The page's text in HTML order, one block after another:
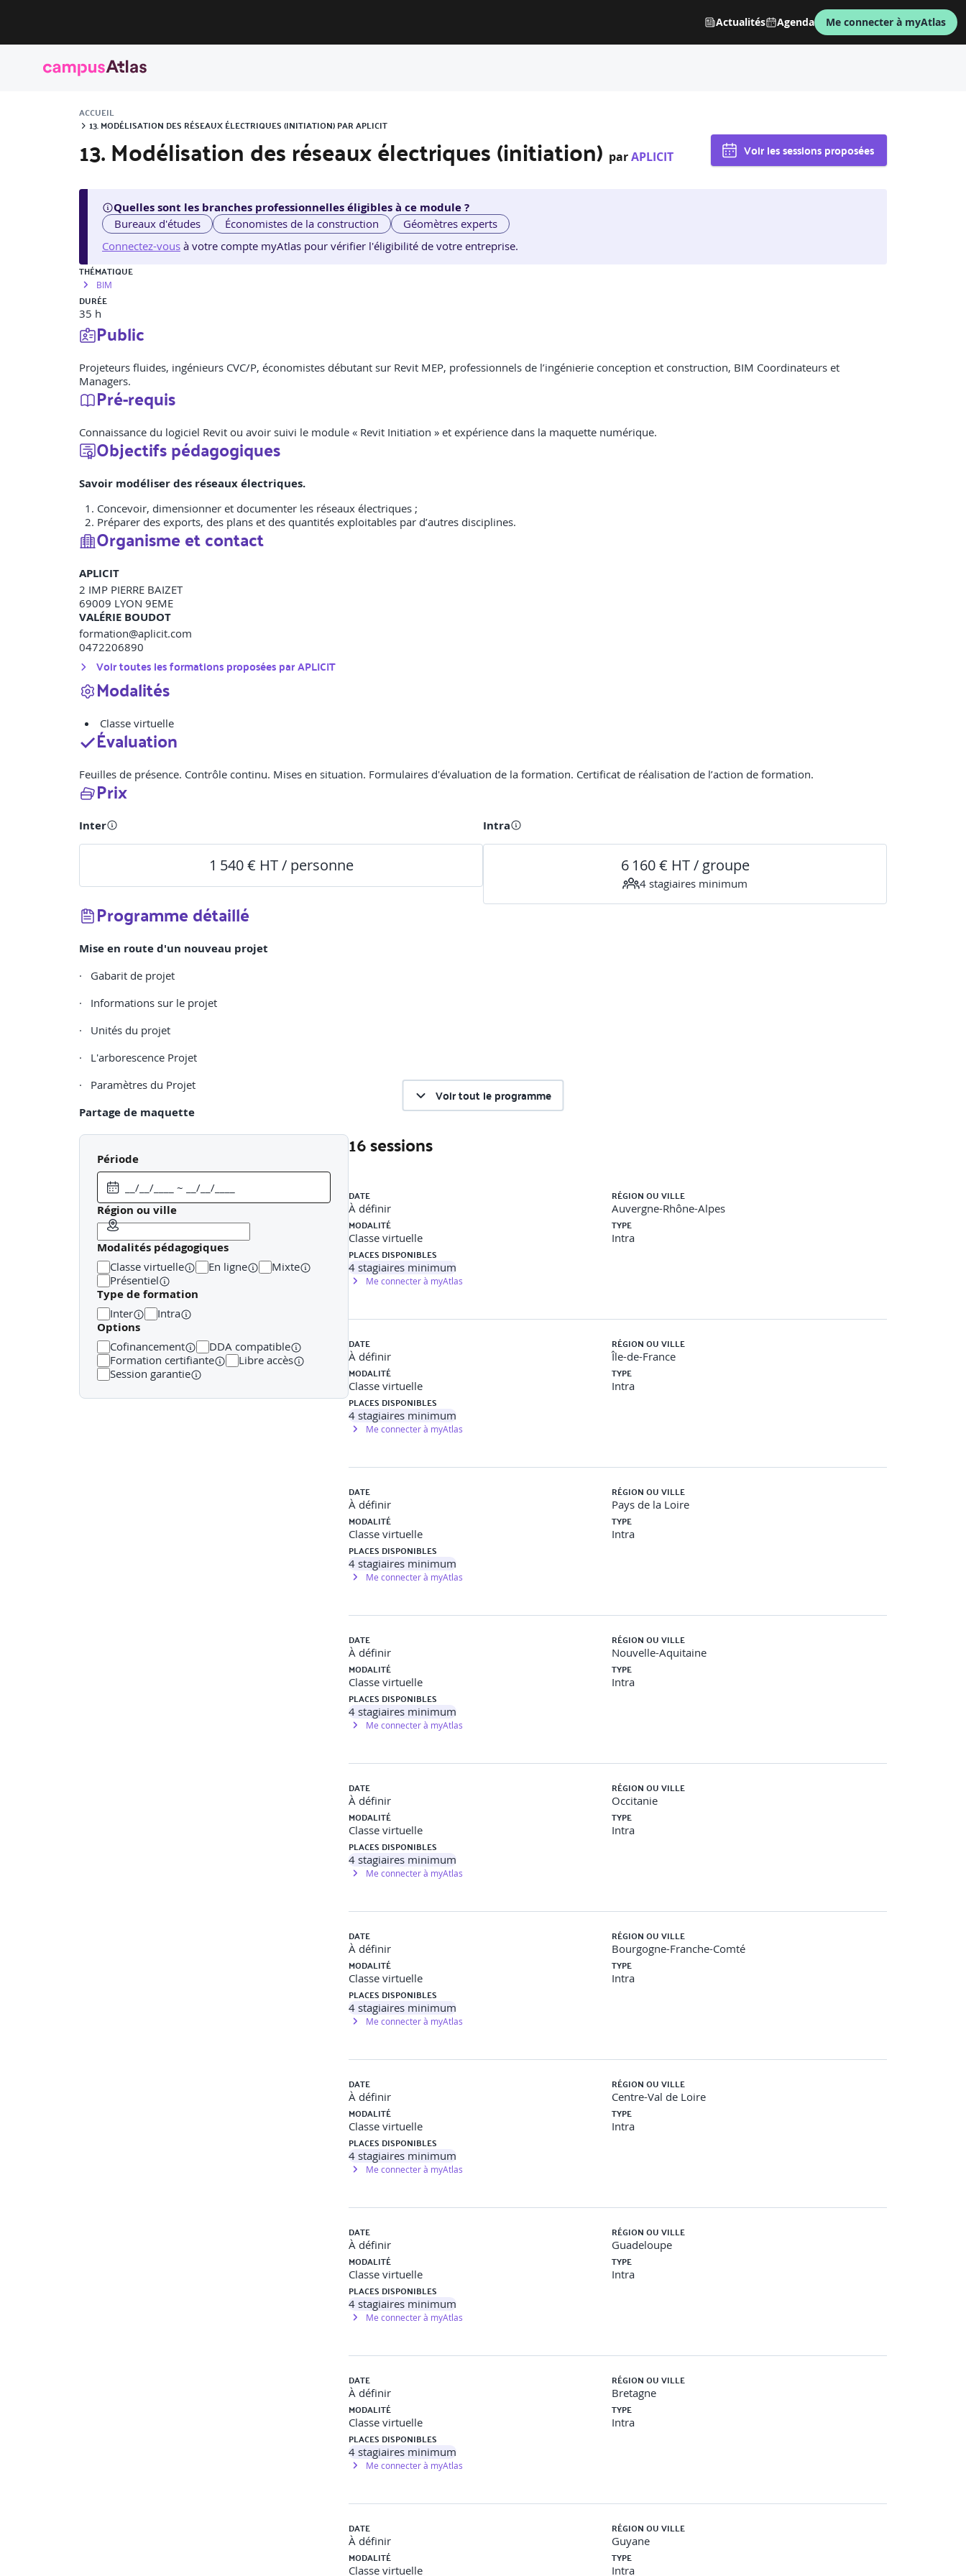
Actualités Agenda Me connecter à myAtlas
ACCUEIL
13. MODÉLISATION DES RÉSEAUX ÉLECTRIQUES (INITIATION) PAR APLICIT
13. Modélisation des réseaux électriques (initiation) parAPLICIT Voir les sessions proposées
Quelles sont les branches professionnelles éligibles à ce module ?
Bureaux d'études Économistes de la construction
Géomètres experts
Connectez-vous à votre compte myAtlas pour vérifier l'éligibilité de votre entreprise.
THÉMATIQUE
BIM
DURÉE
35 h
Public
Projeteurs fluides, ingénieurs CVC/P, économistes débutant sur Revit MEP, professionnels de l’ingénierie conception et construction, BIM Coordinateurs et
Managers.
Pré-requis
Connaissance du logiciel Revit ou avoir suivi le module « Revit Initiation » et expérience dans la maquette numérique.
Objectifs pédagogiques
Savoir modéliser des réseaux électriques.
Concevoir, dimensionner et documenter les réseaux électriques ;
Préparer des exports, des plans et des quantités exploitables par d’autres disciplines.
Organisme et contact
APLICIT
2 IMP PIERRE BAIZET
69009 LYON 9EME
VALÉRIE BOUDOT
formation@aplicit.com
0472206890
Voir toutes les formations proposées parAPLICIT
Modalités
Classe virtuelle
Évaluation
Feuilles de présence. Contrôle continu. Mises en situation. Formulaires d'évaluation de la formation. Certificat de réalisation de l’action de formation.
Prix
Inter
1 540 € HT / personne
Intra
6 160 € HT / groupe
4 stagiaires minimum
Programme détaillé
Mise en route d'un nouveau projet
· Gabarit de projet
· Informations sur le projet
· Unités du projet
· L'arborescence Projet
· Paramètres du Projet
Partage de maquette
· Modèles liés
· Coordination multidisciplinaire
· Copier / Contrôler
Espaces & Zones HVAC : modéliser des objets CVC – Plomberie
· Création d'Espace
· Propriétés d'Espace
· Les limites d'Espaces
· Les séparateurs d'Espaces
· Attribution des noms d'Espaces
· Création de Zones HVAC
Création, Modification et Paramétrage des "Équipements Électrique", Appareils et "Luminaires" : configurer un gabarit et paramétrer les familles
Aide à la conception : configurer un gabarit et paramétrer les familles ELEC
Analyse du Réseau : configurer un gabarit et paramétrer les familles ELEC
Préparation des documents livrables : produire des vues 2D/3D, des légendes, des nomenclatures et des détails
Export des données et documents : partager des modèles et exporter les quantités (Excel/CSV/IFC) pour les autres disciplines
Voir tout le programme
Période
Région ou ville
Modalités pédagogiques
Classe virtuelle En ligne
Mixte
Présentiel
Type de formation
Inter Intra
Options
Cofinancement
DDA compatible
Formation certifiante
Libre accès
Session garantie
16 sessions
DATE
À définir
RÉGION OU VILLE
Auvergne-Rhône-Alpes
MODALITÉ
Classe virtuelle
TYPE
Intra
PLACES DISPONIBLES
4stagiaires minimum
Me connecter à myAtlas
DATE
À définir
RÉGION OU VILLE
Île-de-France
MODALITÉ
Classe virtuelle
TYPE
Intra
PLACES DISPONIBLES
4stagiaires minimum
Me connecter à myAtlas
DATE
À définir
RÉGION OU VILLE
Pays de la Loire
MODALITÉ
Classe virtuelle
TYPE
Intra
PLACES DISPONIBLES
4stagiaires minimum
Me connecter à myAtlas
DATE
À définir
RÉGION OU VILLE
Nouvelle-Aquitaine
MODALITÉ
Classe virtuelle
TYPE
Intra
PLACES DISPONIBLES
4stagiaires minimum
Me connecter à myAtlas
DATE
À définir
RÉGION OU VILLE
Occitanie
MODALITÉ
Classe virtuelle
TYPE
Intra
PLACES DISPONIBLES
4stagiaires minimum
Me connecter à myAtlas
DATE
À définir
RÉGION OU VILLE
Bourgogne-Franche-Comté
MODALITÉ
Classe virtuelle
TYPE
Intra
PLACES DISPONIBLES
4stagiaires minimum
Me connecter à myAtlas
DATE
À définir
RÉGION OU VILLE
Centre-Val de Loire
MODALITÉ
Classe virtuelle
TYPE
Intra
PLACES DISPONIBLES
4stagiaires minimum
Me connecter à myAtlas
DATE
À définir
RÉGION OU VILLE
Guadeloupe
MODALITÉ
Classe virtuelle
TYPE
Intra
PLACES DISPONIBLES
4stagiaires minimum
Me connecter à myAtlas
DATE
À définir
RÉGION OU VILLE
Bretagne
MODALITÉ
Classe virtuelle
TYPE
Intra
PLACES DISPONIBLES
4stagiaires minimum
Me connecter à myAtlas
DATE
À définir
RÉGION OU VILLE
Guyane
MODALITÉ
Classe virtuelle
TYPE
Intra